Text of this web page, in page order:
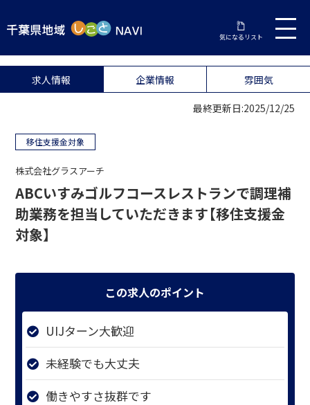
気になるリスト
求人情報 企業情報 雰囲気
最終更新日:2025/12/25
移住支援金対象
株式会社グラスアーチ
ABCいすみゴルフコースレストランで調理補
助業務を担当していただきます【移住支援金
対象】
この求人のポイント
UIJターン大歓迎
未経験でも大丈夫
働きやすさ抜群です